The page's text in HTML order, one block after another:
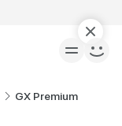
GX Premium